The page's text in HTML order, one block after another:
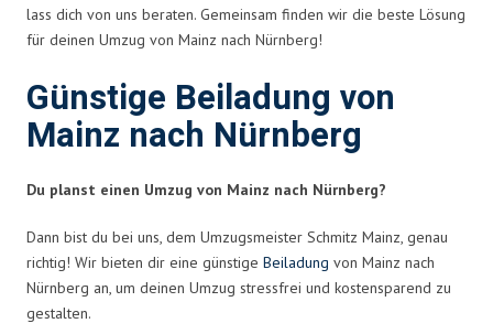
lass dich von uns beraten. Gemeinsam finden wir die beste Lösung
für deinen Umzug von Mainz nach Nürnberg!
Günstige Beiladung von
Mainz nach Nürnberg
Du planst einen Umzug von Mainz nach Nürnberg?
Dann bist du bei uns, dem Umzugsmeister Schmitz Mainz, genau
richtig! Wir bieten dir eine günstige Beiladung von Mainz nach
Nürnberg an, um deinen Umzug stressfrei und kostensparend zu
gestalten.